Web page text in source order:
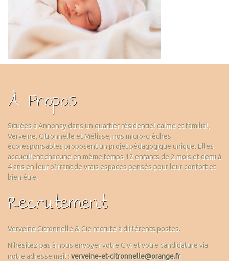
À Propos
Situées à Annonay dans un quartier résidentiel calme et familial,
Verveine, Citronnelle et Mélisse, nos micro-crèches
écoresponsables proposent un projet pédagogique unique. Elles
accueillent chacune en même temps 12 enfants de 2 mois et demi à
4 ans en leur offrant de vrais espaces pensés pour leur confort et
bien être.
Recrutement
Verveine Citronnelle & Cie recrute à différents postes.
N’hésitez pas à nous envoyer votre C.V. et votre candidature via
notre adresse mail :verveine-et-citronnelle@orange.fr